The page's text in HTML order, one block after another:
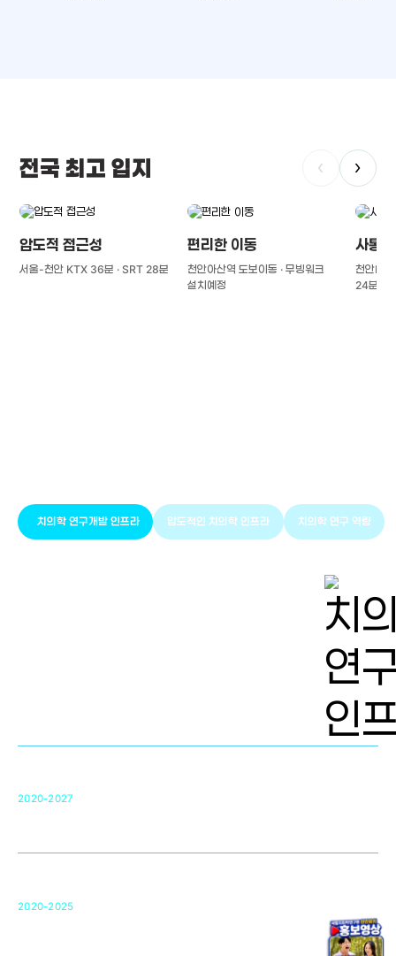
전국 최고 입지 ‹ ›
압도적 접근성
서울-천안 KTX 36분 · SRT 28분
편리한 이동
천안아산역 도보이동 · 무빙워크
설치예정
사통
천안IC(
24분
치의학 연구개발 인프라 압도적인 치의학 인프라 치의학 연구 역량
2020-2027
2020-2025
미국 베크만연구소